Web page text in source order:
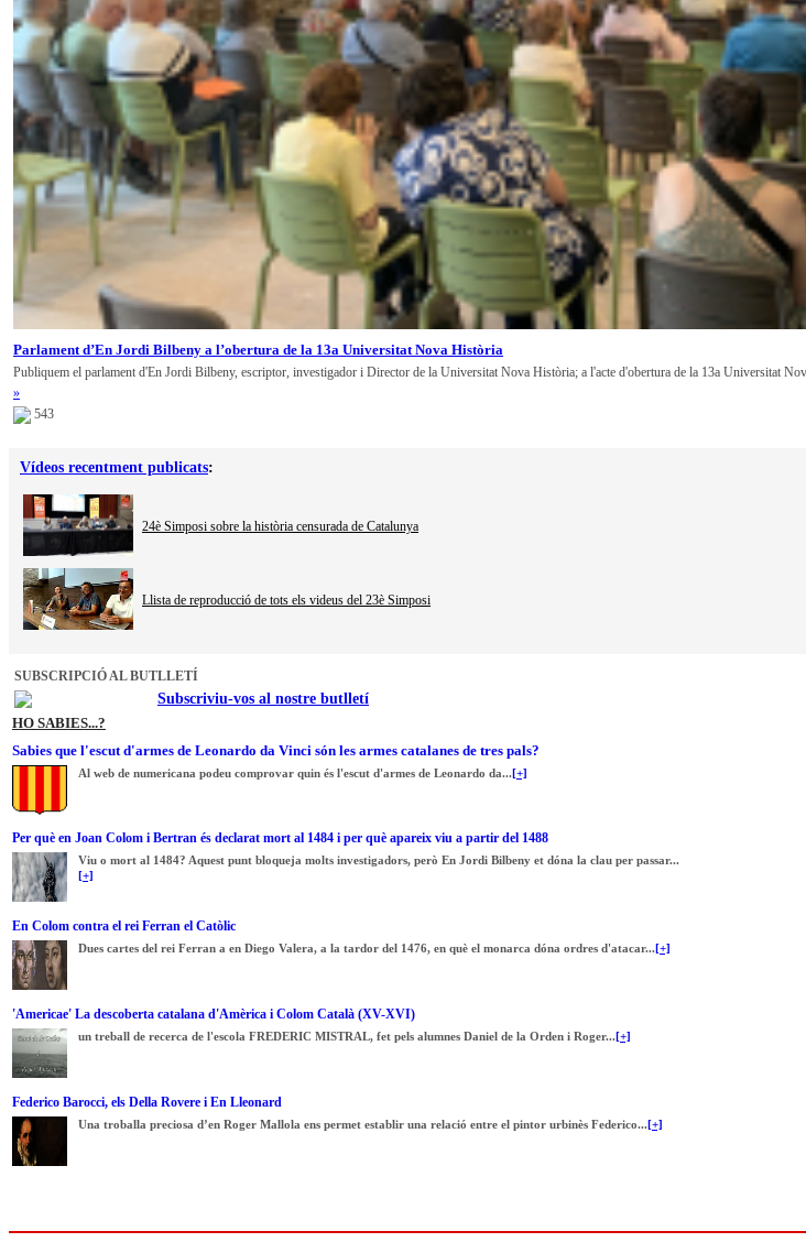
Parlament d’En Jordi Bilbeny a l’obertura de la 13a Universitat Nova Història
Publiquem el parlament d'En Jordi Bilbeny, escriptor, investigador i Director de la Universitat Nova Història; a l'acte d'obertura de la 13a Universitat
»
543
Vídeos recentment publicats:
24è Simposi sobre la història censurada de Catalunya
Llista de reproducció de tots els videus del 23è Simposi
SUBSCRIPCIÓ AL BUTLLETÍ
Subscriviu-vos al nostre butlletí
HO SABIES...?
Sabies que l'escut d'armes de Leonardo da Vinci són les armes catalanes de tres pals?
Al web de numericana podeu comprovar quin és l'escut d'armes de Leonardo da...[+]
Per què en Joan Colom i Bertran és declarat mort al 1484 i per què apareix viu a partir del 1488
Viu o mort al 1484? Aquest punt bloqueja molts investigadors, però En Jordi Bilbeny et dóna la clau per passar...
[+]
En Colom contra el rei Ferran el Catòlic
Dues cartes del rei Ferran a en Diego Valera, a la tardor del 1476, en què el monarca dóna ordres d'atacar...[+]
'Americae' La descoberta catalana d'Amèrica i Colom Català (XV-XVI)
un treball de recerca de l'escola FREDERIC MISTRAL, fet pels alumnes Daniel de la Orden i Roger...[+]
Federico Barocci, els Della Rovere i En Lleonard
Una troballa preciosa d’en Roger Mallola ens permet establir una relació entre el pintor urbinès Federico...[+]